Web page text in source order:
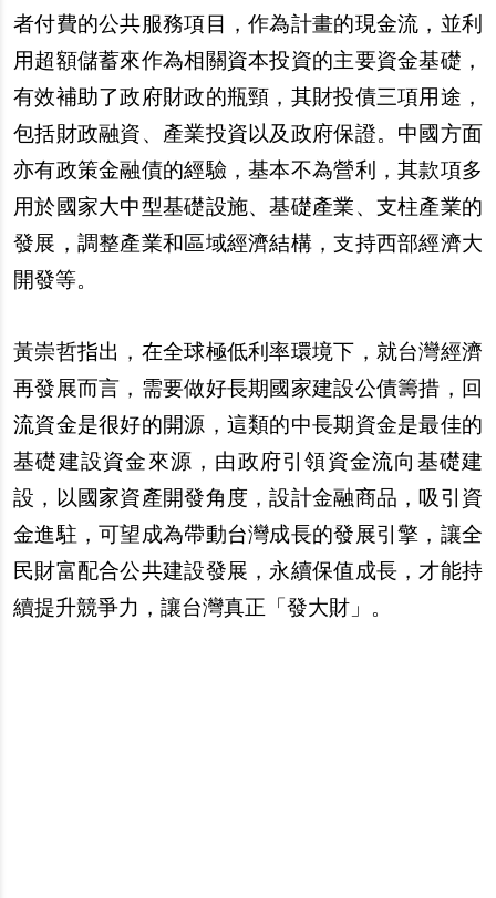
者付費的公共服務項目，作為計畫的現金流，並利
用超額儲蓄來作為相關資本投資的主要資金基礎，
有效補助了政府財政的瓶頸，其財投債三項用途，
包括財政融資、產業投資以及政府保證。中國方面
亦有政策金融債的經驗，基本不為營利，其款項多
用於國家大中型基礎設施、基礎產業、支柱產業的
發展，調整產業和區域經濟結構，支持西部經濟大
開發等。
黃崇哲指出，在全球極低利率環境下，就台灣經濟
再發展而言，需要做好長期國家建設公債籌措，回
流資金是很好的開源，這類的中長期資金是最佳的
基礎建設資金來源，由政府引領資金流向基礎建
設，以國家資產開發角度，設計金融商品，吸引資
金進駐，可望成為帶動台灣成長的發展引擎，讓全
民財富配合公共建設發展，永續保值成長，才能持
續提升競爭力，讓台灣真正「發大財」。